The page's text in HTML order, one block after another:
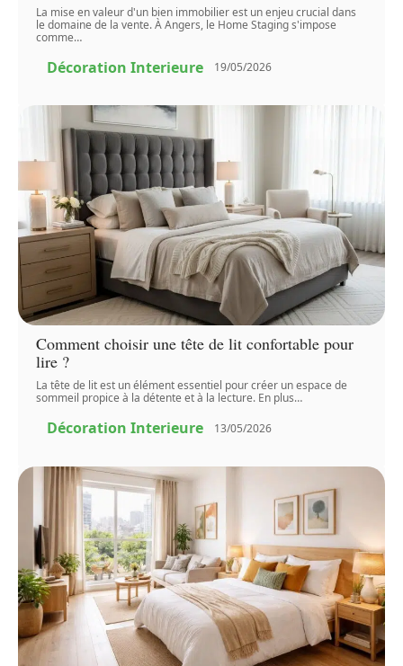
La mise en valeur d'un bien immobilier est un enjeu crucial dans
le domaine de la vente. À Angers, le Home Staging s'impose
comme…
Décoration Interieure 19/05/2026
Comment choisir une tête de lit confortable pour
lire ?
La tête de lit est un élément essentiel pour créer un espace de
sommeil propice à la détente et à la lecture. En plus…
Décoration Interieure 13/05/2026